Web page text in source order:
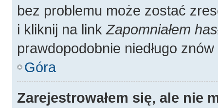
bez problemu może zostać
i kliknij na linkZapomniałem
prawdopodobnie niedługo
Góra
Zarejestrowałem się, ale nie